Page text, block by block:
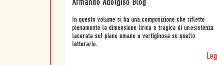
Armando Adolgiso Blog
In questo volume si ha una composizione che riflette
pienamente la dimensione lirica e tragica di unesistenza
lacerata sul piano umano e vertiginosa su quello
letterario.